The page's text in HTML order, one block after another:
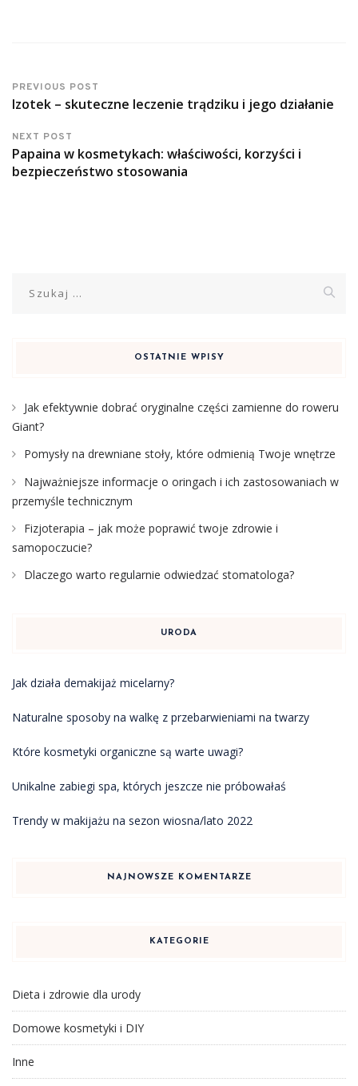
PREVIOUS POST
Izotek – skuteczne leczenie trądziku i jego działanie
NEXT POST
Papaina w kosmetykach: właściwości, korzyści i
bezpieczeństwo stosowania
OSTATNIE WPISY
Jak efektywnie dobrać oryginalne części zamienne do roweru
Giant?
Pomysły na drewniane stoły, które odmienią Twoje wnętrze
Najważniejsze informacje o oringach i ich zastosowaniach w
przemyśle technicznym
Fizjoterapia – jak może poprawić twoje zdrowie i
samopoczucie?
Dlaczego warto regularnie odwiedzać stomatologa?
URODA
Jak działa demakijaż micelarny?
Naturalne sposoby na walkę z przebarwieniami na twarzy
Które kosmetyki organiczne są warte uwagi?
Unikalne zabiegi spa, których jeszcze nie próbowałaś
Trendy w makijażu na sezon wiosna/lato 2022
NAJNOWSZE KOMENTARZE
KATEGORIE
Dieta i zdrowie dla urody
Domowe kosmetyki i DIY
Inne